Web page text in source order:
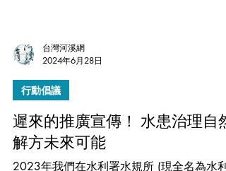
台灣河溪網
2024年6月28日
行動倡議